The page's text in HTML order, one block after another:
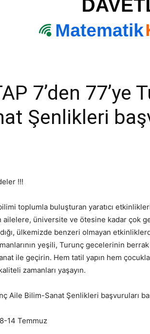
7’den 77’ye
Şenlikleri
!!!
toplumla buluşturan yaratıcı
ailelere, üniversite ve ötesine kadar çok
ülkemizde benzeri olmayan
yeşili, Turunç gecelerinin
ile geçirin. Hem tatil yapın hem
zamanları yaşayın.
Aile Bilim-Sanat Şenlikleri başvuruları
14 Temmuz